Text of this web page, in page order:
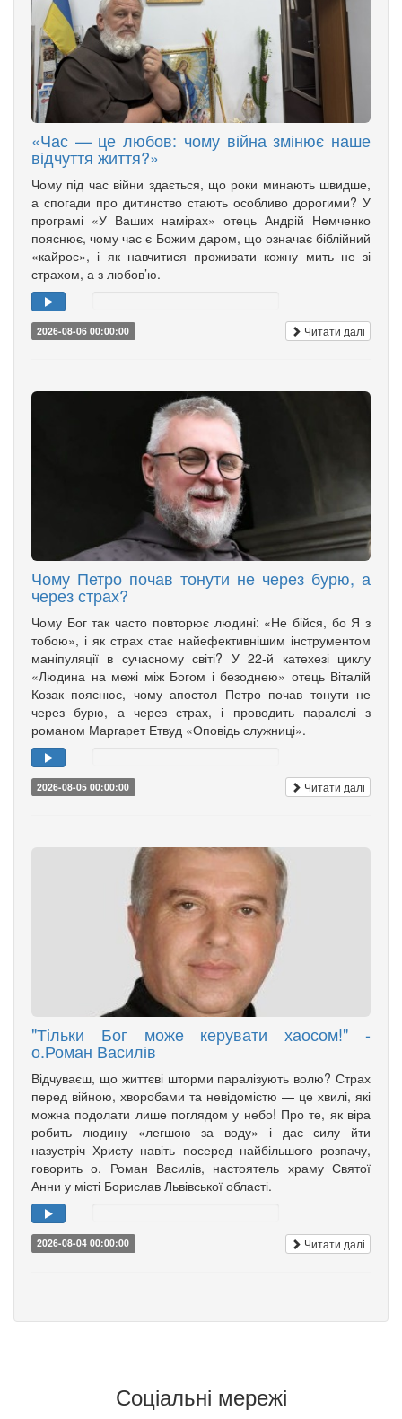
«Час — це любов: чому війна змінює наше
відчуття життя?»
Чому під час війни здається, що роки минають швидше,
а спогади про дитинство стають особливо дорогими? У
програмі «У Ваших намірах» отець Андрій Немченко
пояснює, чому час є Божим даром, що означає біблійний
«кайрос», і як навчитися проживати кожну мить не зі
страхом, а з любов’ю.
2026-08-06 00:00:00 Читати далі
Чому Петро почав тонути не через бурю, а
через страх?
Чому Бог так часто повторює людині: «Не бійся, бо Я з
тобою», і як страх стає найефективнішим інструментом
маніпуляції в сучасному світі? У 22-й катехезі циклу
«Людина на межі між Богом і безоднею» отець Віталій
Козак пояснює, чому апостол Петро почав тонути не
через бурю, а через страх, і проводить паралелі з
романом Маргарет Етвуд «Оповідь служниці».
2026-08-05 00:00:00 Читати далі
"Тільки Бог може керувати хаосом!" -
о.Роман Василів
Відчуваєш, що життєві шторми паралізують волю? Страх
перед війною, хворобами та невідомістю — це хвилі, які
можна подолати лише поглядом у небо! Про те, як віра
робить людину «легшою за воду» і дає силу йти
назустріч Христу навіть посеред найбільшого розпачу,
говорить о. Роман Василів, настоятель храму Святої
Анни у місті Борислав Львівської області.
2026-08-04 00:00:00 Читати далі
Соціальні мережі